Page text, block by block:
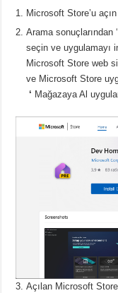
Microsoft Store’u açın
Arama sonuçlarından
seçin ve uygulamayı
Microsoft Store web
ve Microsoft Store
‘ Mağazaya Al
Açılan Microsoft